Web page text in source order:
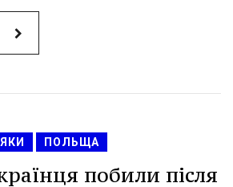
ПОЛЬЩА
побили після